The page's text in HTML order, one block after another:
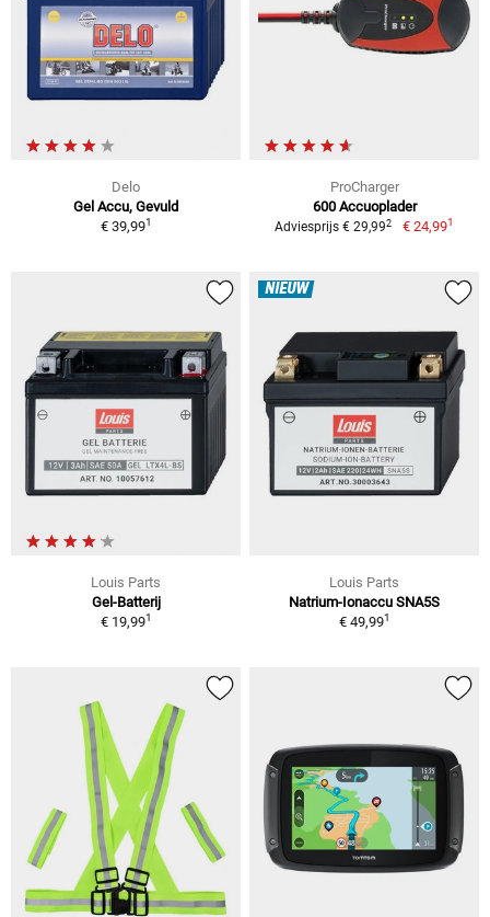
Delo
Gel Accu, Gevuld
€ 39,991
ProCharger
600 Accuoplader
Adviesprijs € 29,992 € 24,991
Louis Parts
Gel-Batterij
€ 19,991
NIEUW
Louis Parts
Natrium-Ionaccu SNA5S
€ 49,991